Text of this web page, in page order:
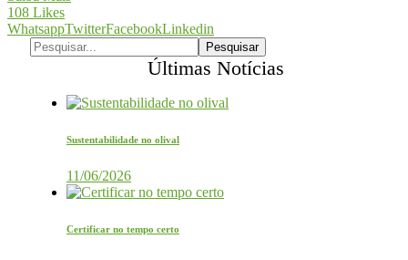
108 Likes
WhatsappTwitterFacebookLinkedin
Últimas Notícias
Sustentabilidade no olival
11/06/2026
Certificar no tempo certo